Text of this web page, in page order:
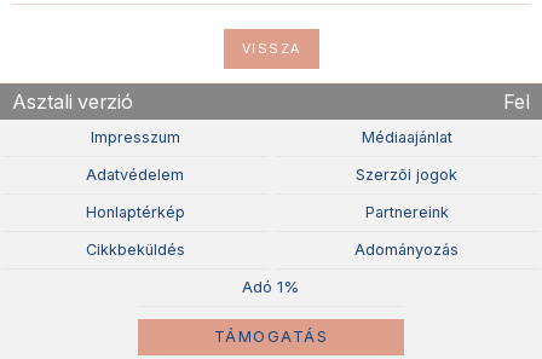
VISSZA
Asztali verzió Fel
Impresszum Médiaajánlat
Adatvédelem Szerzõi jogok
Honlaptérkép Partnereink
Cikkbeküldés Adományozás
Adó 1%
TÁMOGATÁS